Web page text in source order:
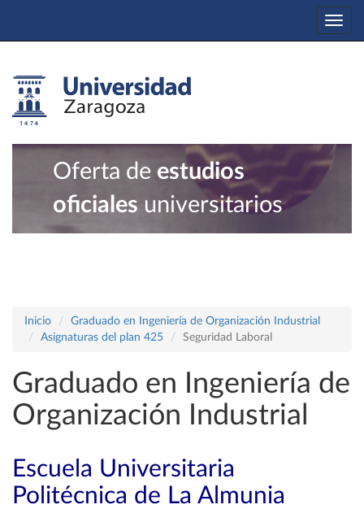
Oferta de estudios
oficiales universitarios
Inicio
Graduado en Ingeniería de Organización Industrial
Asignaturas del plan 425
Seguridad Laboral
Graduado en Ingeniería de
Organización Industrial
Escuela Universitaria
Politécnica de La Almunia